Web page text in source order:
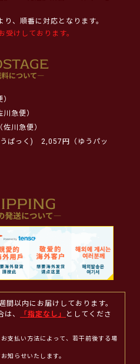
、順番に対応となります。
けしております。
急便）
川急便）
ぱっく)
2,057円（ゆうパッ
間以内にお届けしております。
、
「指定なし」
としてくださ
支払い方法によって、若干前後する場
知らせいたします。